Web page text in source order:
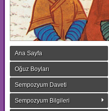
Ana Sayfa
Oğuz Boyları
Sempozyum Daveti
Sempozyum Bilgileri